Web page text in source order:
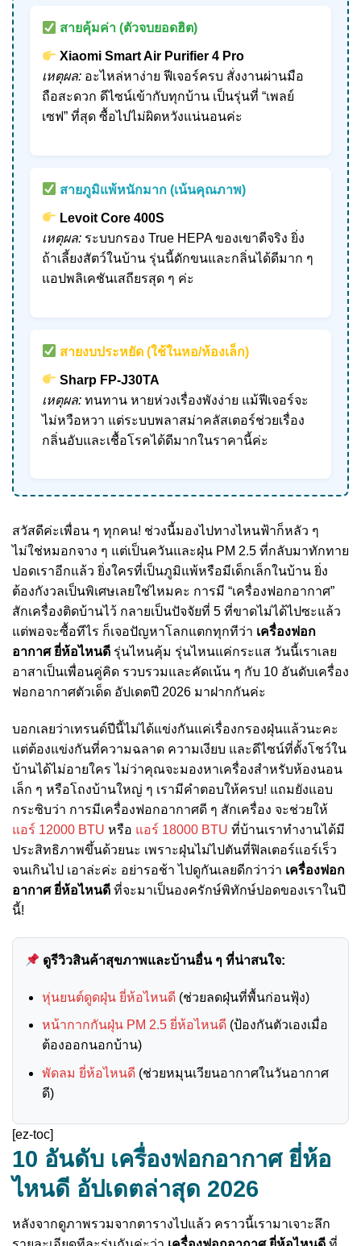
สายคุ้มค่า (ตัวจบยอดฮิต)
Xiaomi Smart Air Purifier 4 Pro
เหตุผล: อะไหล่หาง่าย ฟีเจอร์ครบ สั่งงานผ่านมือ
ถือสะดวก ดีไซน์เข้ากับทุกบ้าน เป็นรุ่นที่ “เพลย์
เซฟ” ที่สุด ซื้อไปไม่ผิดหวังแน่นอนค่ะ
สายภูมิแพ้หนักมาก (เน้นคุณภาพ)
Levoit Core 400S
เหตุผล: ระบบกรอง True HEPA ของเขาดีจริง ยิ่ง
ถ้าเลี้ยงสัตว์ในบ้าน รุ่นนี้ดักขนและกลิ่นได้ดีมาก ๆ
แอปพลิเคชันเสถียรสุด ๆ ค่ะ
สายงบประหยัด (ใช้ในหอ/ห้องเล็ก)
Sharp FP-J30TA
เหตุผล: ทนทาน หายห่วงเรื่องพังง่าย แม้ฟีเจอร์จะ
ไม่หวือหวา แต่ระบบพลาสม่าคลัสเตอร์ช่วยเรื่อง
กลิ่นอับและเชื้อโรคได้ดีมากในราคานี้ค่ะ
สวัสดีค่ะเพื่อน ๆ ทุกคน! ช่วงนี้มองไปทางไหนฟ้าก็หลัว ๆ
ไม่ใช่หมอกจาง ๆ แต่เป็นควันและฝุ่น PM 2.5 ที่กลับมาทักทาย
ปอดเราอีกแล้ว ยิ่งใครที่เป็นภูมิแพ้หรือมีเด็กเล็กในบ้าน ยิ่ง
ต้องกังวลเป็นพิเศษเลยใช่ไหมคะ การมี “เครื่องฟอกอากาศ”
สักเครื่องติดบ้านไว้ กลายเป็นปัจจัยที่ 5 ที่ขาดไม่ได้ไปซะแล้ว
แต่พอจะซื้อทีไร ก็เจอปัญหาโลกแตกทุกทีว่า เครื่องฟอก
อากาศ ยี่ห้อไหนดี รุ่นไหนคุ้ม รุ่นไหนแค่กระแส วันนี้เราเลย
อาสาเป็นเพื่อนคู่คิด รวบรวมและคัดเน้น ๆ กับ 10 อันดับเครื่อง
ฟอกอากาศตัวเด็ด อัปเดตปี 2026 มาฝากกันค่ะ
บอกเลยว่าเทรนด์ปีนี้ไม่ได้แข่งกันแค่เรื่องกรองฝุ่นแล้วนะคะ
แต่ต้องแข่งกันที่ความฉลาด ความเงียบ และดีไซน์ที่ตั้งโชว์ใน
บ้านได้ไม่อายใคร ไม่ว่าคุณจะมองหาเครื่องสำหรับห้องนอน
เล็ก ๆ หรือโถงบ้านใหญ่ ๆ เรามีคำตอบให้ครบ! แถมยังแอบ
กระซิบว่า การมีเครื่องฟอกอากาศดี ๆ สักเครื่อง จะช่วยให้
แอร์ 12000 BTU หรือ แอร์ 18000 BTU ที่บ้านเราทำงานได้มี
ประสิทธิภาพขึ้นด้วยนะ เพราะฝุ่นไม่ไปตันที่ฟิลเตอร์แอร์เร็ว
จนเกินไป เอาล่ะค่ะ อย่ารอช้า ไปดูกันเลยดีกว่าว่า เครื่องฟอก
อากาศ ยี่ห้อไหนดี ที่จะมาเป็นองครักษ์พิทักษ์ปอดของเราในปี
นี้!
ดูรีวิวสินค้าสุขภาพและบ้านอื่น ๆ ที่น่าสนใจ:
หุ่นยนต์ดูดฝุ่น ยี่ห้อไหนดี(ช่วยลดฝุ่นที่พื้นก่อนฟุ้ง)
หน้ากากกันฝุ่น PM 2.5 ยี่ห้อไหนดี(ป้องกันตัวเองเมื่อ
ต้องออกนอกบ้าน)
พัดลม ยี่ห้อไหนดี(ช่วยหมุนเวียนอากาศในวันอากาศ
ดี)
[ez-toc]
10 อันดับ เครื่องฟอกอากาศ ยี่ห้อ
ไหนดี อัปเดตล่าสุด 2026
หลังจากดูภาพรวมจากตารางไปแล้ว คราวนี้เรามาเจาะลึก